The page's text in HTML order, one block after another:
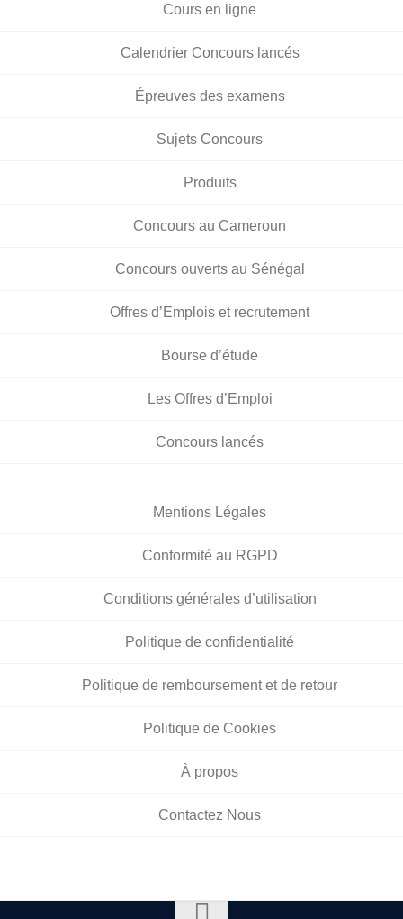
Cours en ligne
Calendrier Concours lancés
Épreuves des examens
Sujets Concours
Produits
Concours au Cameroun
Concours ouverts au Sénégal
Offres d’Emplois et recrutement
Bourse d’étude
Les Offres d’Emploi
Concours lancés
Mentions Légales
Conformité au RGPD
Conditions générales d’utilisation
Politique de confidentialité
Politique de remboursement et de retour
Politique de Cookies
À propos
Contactez Nous